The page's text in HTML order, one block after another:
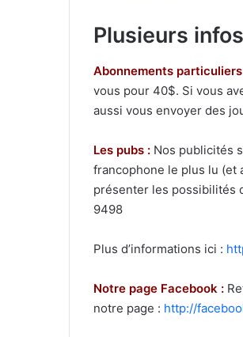
Plusieurs
Abonnements
vous pour 40$. Si vous
aussi vous envoyer des
Les pubs : Nos publicités
francophone le plus lu (et
présenter les possibilités
9498
Plus d’informations ici :
Notre page Facebook :
notre page : http://